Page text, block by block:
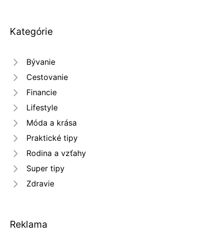
Kategórie
Bývanie
Cestovanie
Financie
Lifestyle
Móda a krása
Praktické tipy
Rodina a vzťahy
Super tipy
Zdravie
Reklama